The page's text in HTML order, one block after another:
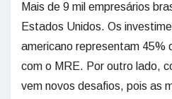
Mais de 9 mil empresários
Estados Unidos. Os
americano representam 45%
com o MRE. Por outro lado,
vem novos desafios, pois as